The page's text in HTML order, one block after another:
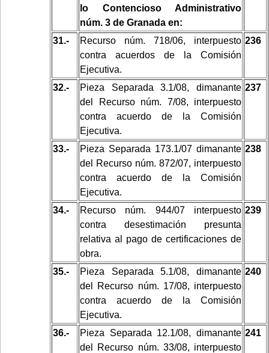
lo Contencioso Administrativo
núm. 3 de Granada en:
31.-
Recurso núm. 718/06, interpuesto
contra acuerdos de la Comisión
Ejecutiva.
236
32.-
Pieza Separada 3.1/08, dimanante
del Recurso núm. 7/08, interpuesto
contra acuerdo de la Comisión
Ejecutiva.
237
33.-
Pieza Separada 173.1/07 dimanante
del Recurso núm. 872/07, interpuesto
contra acuerdo de la Comisión
Ejecutiva.
238
34.-
Recurso núm. 944/07 interpuesto
contra desestimación presunta
relativa al pago de certificaciones de
obra.
239
35.-
Pieza Separada 5.1/08, dimanante
del Recurso núm. 17/08, interpuesto
contra acuerdo de la Comisión
Ejecutiva.
240
36.-
Pieza Separada 12.1/08, dimanante
del Recurso núm. 33/08, interpuesto
241